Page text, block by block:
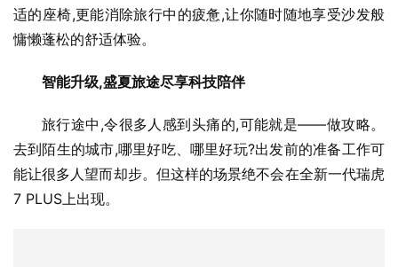
适的座椅,更能消除旅行中的疲惫,让你随时随地享受沙发般
慵懒蓬松的舒适体验。
智能升级,盛夏旅途尽享科技陪伴
旅行途中,令很多人感到头痛的,可能就是——做攻略。
去到陌生的城市,哪里好吃、哪里好玩?出发前的准备工作可
能让很多人望而却步。但这样的场景绝不会在全新一代瑞虎
7 PLUS上出现。